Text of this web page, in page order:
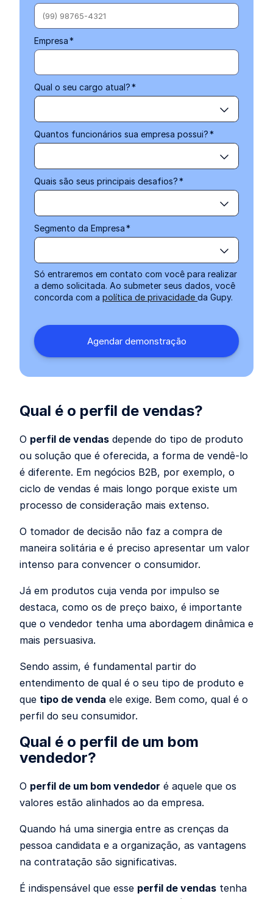
Empresa*
Qual o seu cargo atual?*
Quantos funcionários sua empresa possui?*
Quais são seus principais desafios?*
Segmento da Empresa*
Só entraremos em contato com você para realizar
a demo solicitada. Ao submeter seus dados, você
concorda com a política de privacidade da Gupy.
Qual é o perfil de vendas?
O perfil de vendas depende do tipo de produto
ou solução que é oferecida, a forma de vendê-lo
é diferente. Em negócios B2B, por exemplo, o
ciclo de vendas é mais longo porque existe um
processo de consideração mais extenso.
O tomador de decisão não faz a compra de
maneira solitária e é preciso apresentar um valor
intenso para convencer o consumidor.
Já em produtos cuja venda por impulso se
destaca, como os de preço baixo, é importante
que o vendedor tenha uma abordagem dinâmica e
mais persuasiva.
Sendo assim, é fundamental partir do
entendimento de qual é o seu tipo de produto e
que tipo de venda ele exige. Bem como, qual é o
perfil do seu consumidor.
Qual é o perfil de um bom
vendedor?
O perfil de um bom vendedor é aquele que os
valores estão alinhados ao da empresa.
Quando há uma sinergia entre as crenças da
pessoa candidata e a organização, as vantagens
na contratação são significativas.
É indispensável que esse perfil de vendas tenha